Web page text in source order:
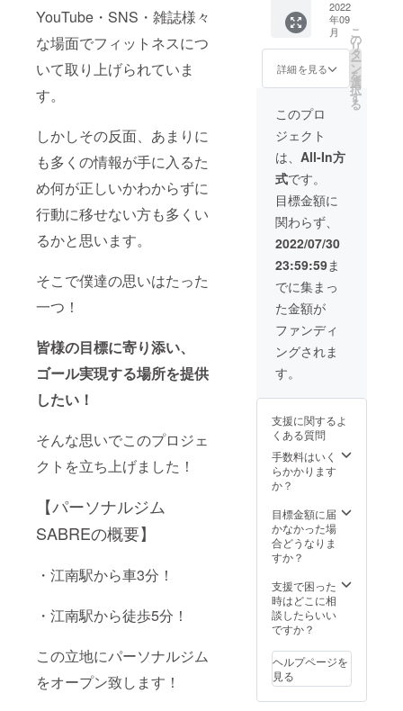
YouTube・SNS・雑誌様々
な場面でフィットネスにつ
いて取り上げられていま
す。
しかしその反面、あまりに
も多くの情報が手に入るた
め何が正しいかわからずに
行動に移せない方も多くい
るかと思います。
そこで僕達の思いはたった
一つ！
皆様の目標に寄り添い、
ゴール実現する場所を提供
したい！
そんな思いでこのプロジェ
クトを立ち上げました！
【パーソナルジム
SABREの概要】
・江南駅から車3分！
・江南駅から徒歩5分！
この立地にパーソナルジム
をオープン致します！
できま
す。 場
所は愛
知県江
南市で
す。 感
謝の気
持ちを
込めた
お礼の
メール
を送ら
させて
いただ
きま
す。 有
効期
限
2022年
9月1
日〜
2023年
9月1日
2022
年09
月
詳細を見る
こ
の
リ
タ
ー
ン
を
選
択
す
る
このプロ
ジェクト
は、 All-In方
式です。
目標金額に
関わらず、
2022/07/30
23:59:59ま
でに集まっ
た金額が
ファンディ
ングされま
す。
支援に関するよ
くある質問
手数料はいく
らかかります
か？
目標金額に届
かなかった場
合どうなりま
すか？
支援で困った
時はどこに相
談したらいい
ですか？
ヘルプページを
見る